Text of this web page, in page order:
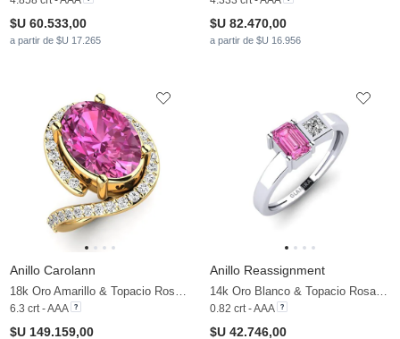
$U 60.533,00
a partir de $U 17.265
$U 82.470,00
a partir de $U 16.956
Anillo Carolann
6.3 crt - AAA
$U 149.159,00
Anillo Reassignment
0.82 crt - AAA
$U 42.746,00